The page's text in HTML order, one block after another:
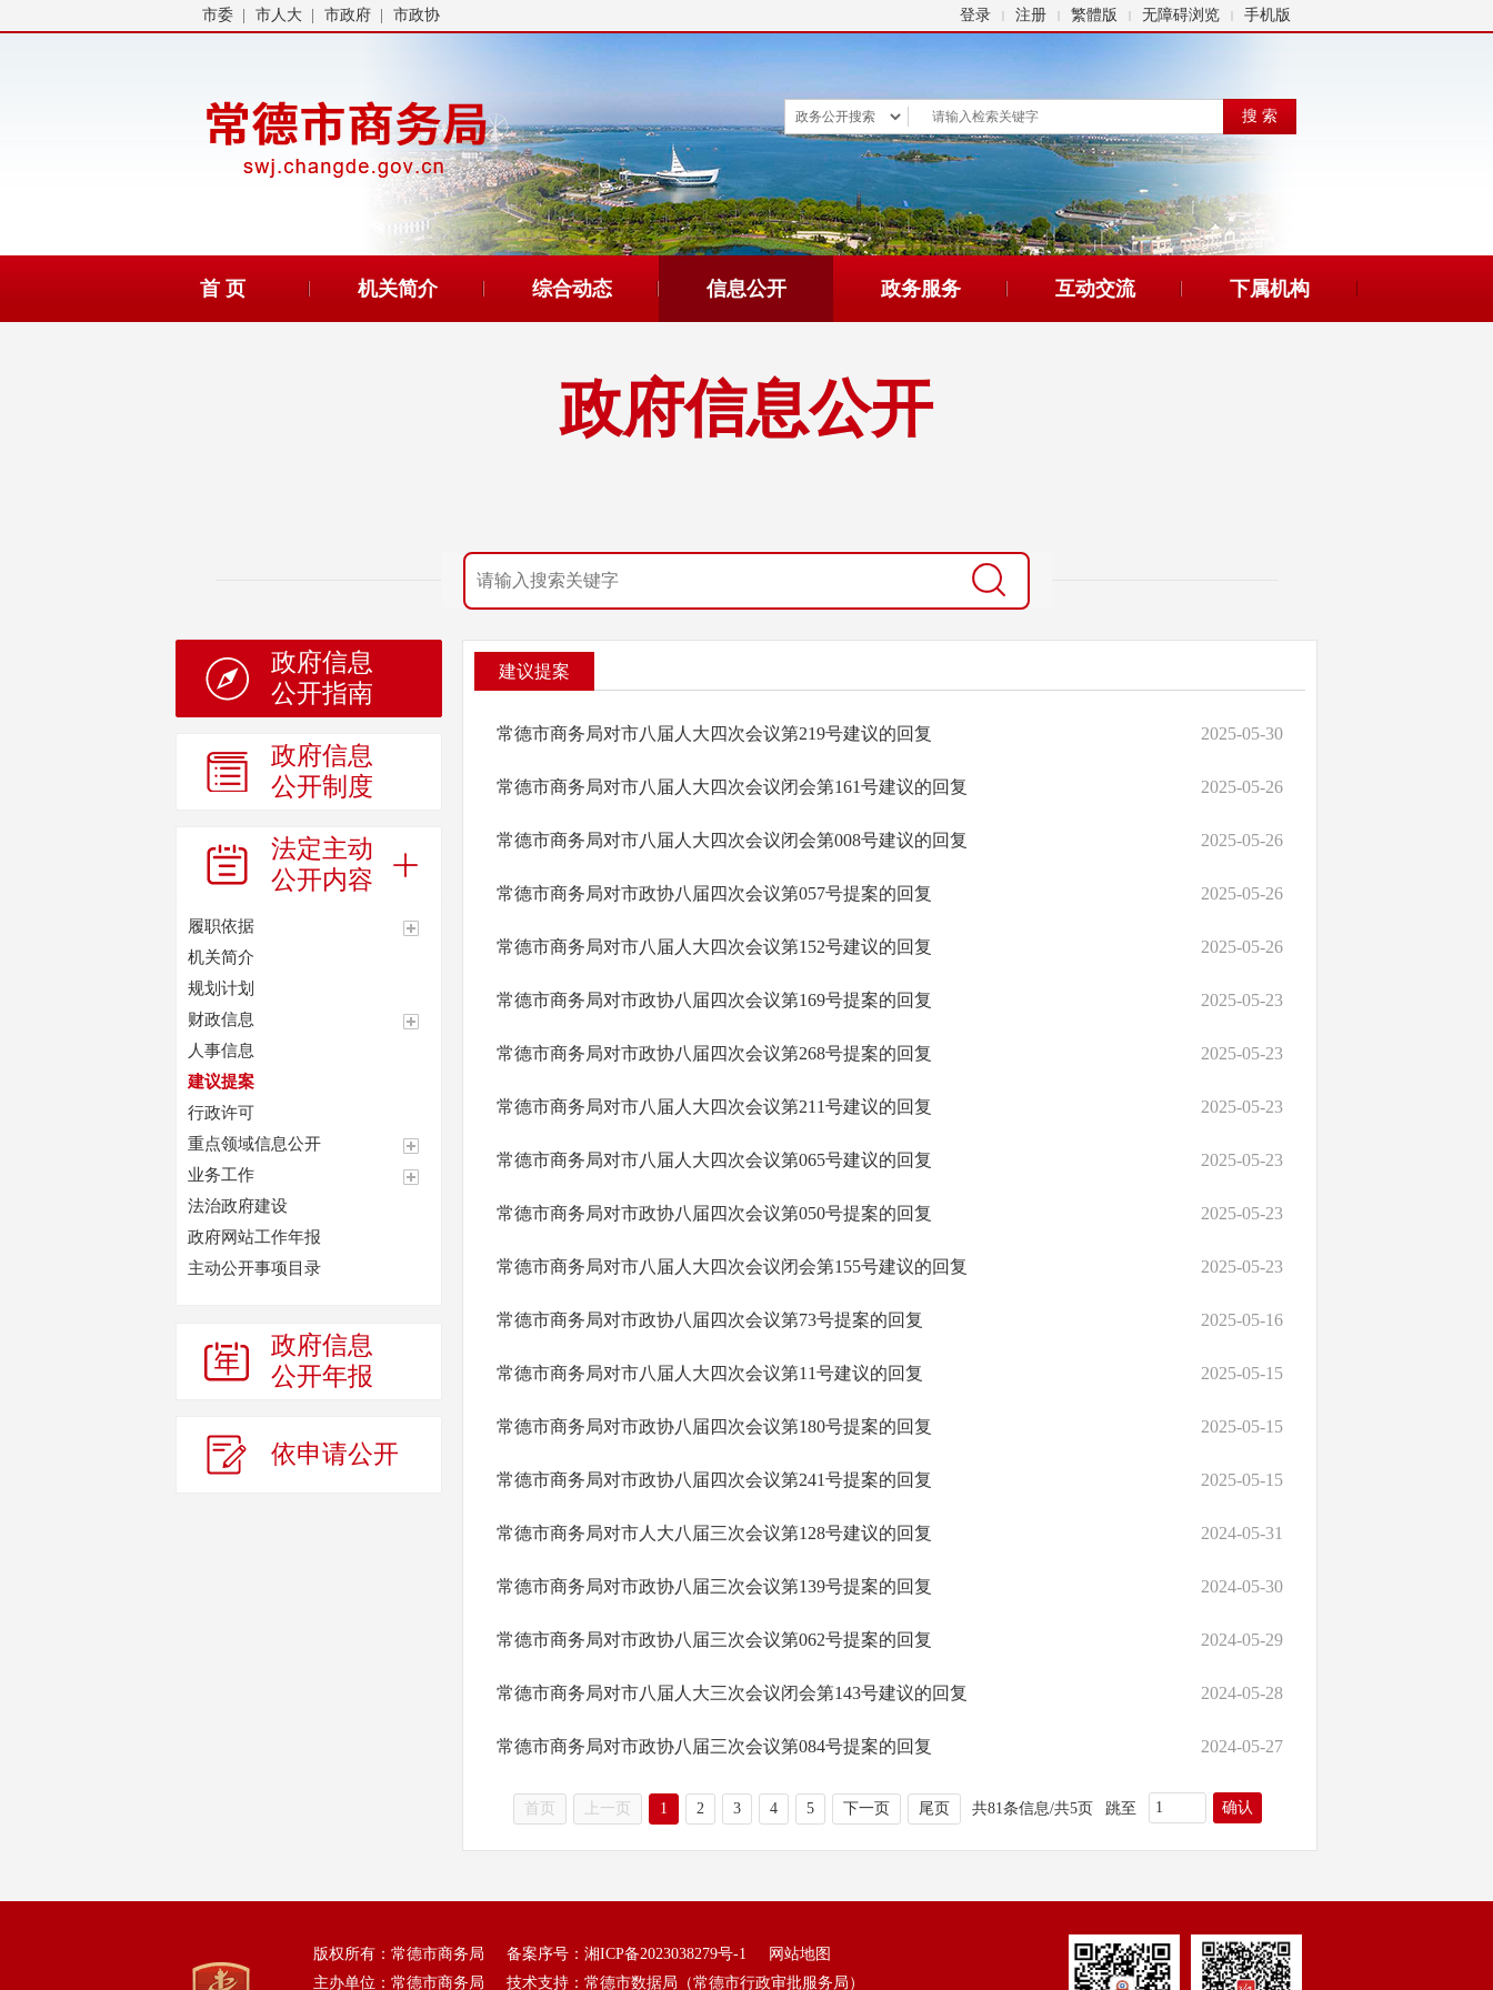
市委 市人大 市政府 市政协 登录 | 注册 | 繁體版 | 无障碍浏览 | 手机版
首 页 机关简介 综合动态 信息公开 政务服务 互动交流 下属机构
政府信息公开
政府信息
公开指南
政府信息
公开制度
法定主动
公开内容
履职依据
机关简介
规划计划
财政信息
人事信息
建议提案
行政许可
重点领域信息公开
业务工作
法治政府建设
政府网站工作年报
主动公开事项目录
政府信息
公开年报
依申请公开
建议提案
常德市商务局对市八届人大四次会议第219号建议的回复 2025-05-30
常德市商务局对市八届人大四次会议闭会第161号建议的回复 2025-05-26
常德市商务局对市八届人大四次会议闭会第008号建议的回复 2025-05-26
常德市商务局对市政协八届四次会议第057号提案的回复 2025-05-26
常德市商务局对市八届人大四次会议第152号建议的回复 2025-05-26
常德市商务局对市政协八届四次会议第169号提案的回复 2025-05-23
常德市商务局对市政协八届四次会议第268号提案的回复 2025-05-23
常德市商务局对市八届人大四次会议第211号建议的回复 2025-05-23
常德市商务局对市八届人大四次会议第065号建议的回复 2025-05-23
常德市商务局对市政协八届四次会议第050号提案的回复 2025-05-23
常德市商务局对市八届人大四次会议闭会第155号建议的回复 2025-05-23
常德市商务局对市政协八届四次会议第73号提案的回复 2025-05-16
常德市商务局对市八届人大四次会议第11号建议的回复 2025-05-15
常德市商务局对市政协八届四次会议第180号提案的回复 2025-05-15
常德市商务局对市政协八届四次会议第241号提案的回复 2025-05-15
常德市商务局对市人大八届三次会议第128号建议的回复 2024-05-31
常德市商务局对市政协八届三次会议第139号提案的回复 2024-05-30
常德市商务局对市政协八届三次会议第062号提案的回复 2024-05-29
常德市商务局对市八届人大三次会议闭会第143号建议的回复 2024-05-28
常德市商务局对市政协八届三次会议第084号提案的回复 2024-05-27
首页 上一页 1 2 3 4 5 下一页 尾页 共81条信息/共5页 跳至 确认
版权所有：常德市商务局 备案序号： 湘ICP备2023038279号-1
网站地图
主办单位：常德市商务局
技术支持：常德市数据局（常德市行政审批服务局）